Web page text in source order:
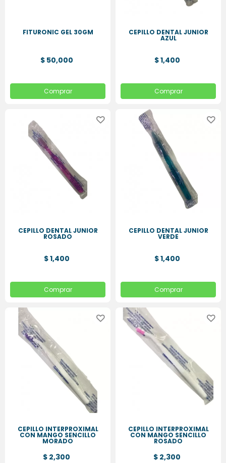
FITURONIC GEL 30GM
$ 50,000
Comprar
CEPILLO DENTAL JUNIOR
AZUL
$ 1,400
Comprar
CEPILLO DENTAL JUNIOR
ROSADO
$ 1,400
Comprar
CEPILLO DENTAL JUNIOR
VERDE
$ 1,400
Comprar
CEPILLO INTERPROXIMAL
CON MANGO SENCILLO
MORADO
$ 2,300
CEPILLO INTERPROXIMAL
CON MANGO SENCILLO
ROSADO
$ 2,300